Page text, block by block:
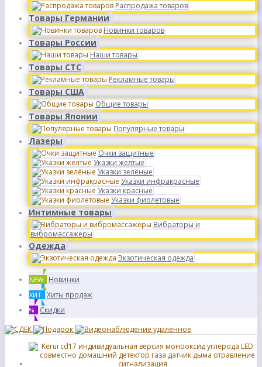
Распродажа товаров
Товары Германии
Новинки товаров
Товары России
Наши товары
Товары СТС
Рекламные товары
Товары США
Общие товары
Товары Японии
Популярные товары
Лазеры
Очки защитные
Указки желтые
Указки зелёные
Указки инфракрасные
Указки красные
Указки фиолетовые
Интимные товары
Вибраторы и
вибромассажеры
Одежда
Экзотическая одежда
NEW Новинки
ХИТ Хиты продаж
% Скидки